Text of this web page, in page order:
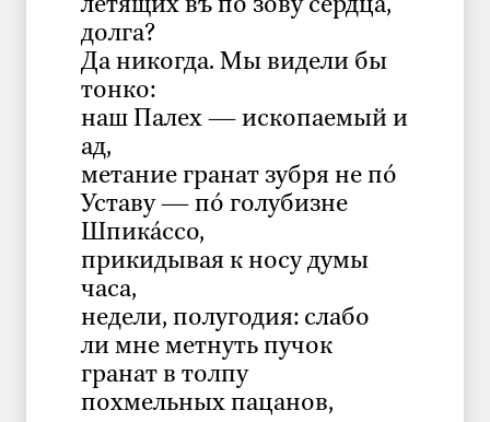
долга?
Да никогда. Мы видели бы
тонко:
наш Палех — ископаемый и
ад,
метание гранат зубря не пó
Уставу — пó голубизне
Шпикáссо,
прикидывая к носу думы
часа,
недели, полугодия: слабо
ли мне метнуть пучок
гранат в толпу
похмельных пацанов,